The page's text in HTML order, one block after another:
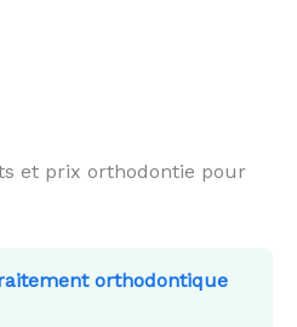
et prix orthodontie pour
orthodontique